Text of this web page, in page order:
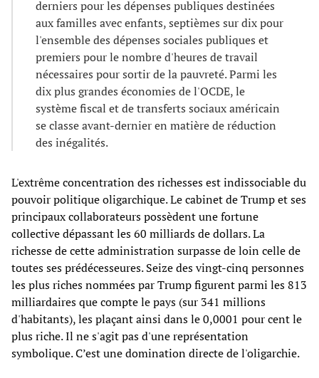
derniers pour les dépenses publiques destinées
aux familles avec enfants, septièmes sur dix pour
l'ensemble des dépenses sociales publiques et
premiers pour le nombre d'heures de travail
nécessaires pour sortir de la pauvreté. Parmi les
dix plus grandes économies de l'OCDE, le
système fiscal et de transferts sociaux américain
se classe avant-dernier en matière de réduction
des inégalités.
L'extrême concentration des richesses est indissociable du
pouvoir politique oligarchique. Le cabinet de Trump et ses
principaux collaborateurs possèdent une fortune
collective dépassant les 60 milliards de dollars. La
richesse de cette administration surpasse de loin celle de
toutes ses prédécesseures. Seize des vingt-cinq personnes
les plus riches nommées par Trump figurent parmi les 813
milliardaires que compte le pays (sur 341 millions
d'habitants), les plaçant ainsi dans le 0,0001 pour cent le
plus riche. Il ne s'agit pas d'une représentation
symbolique. C’est une domination directe de l'oligarchie.